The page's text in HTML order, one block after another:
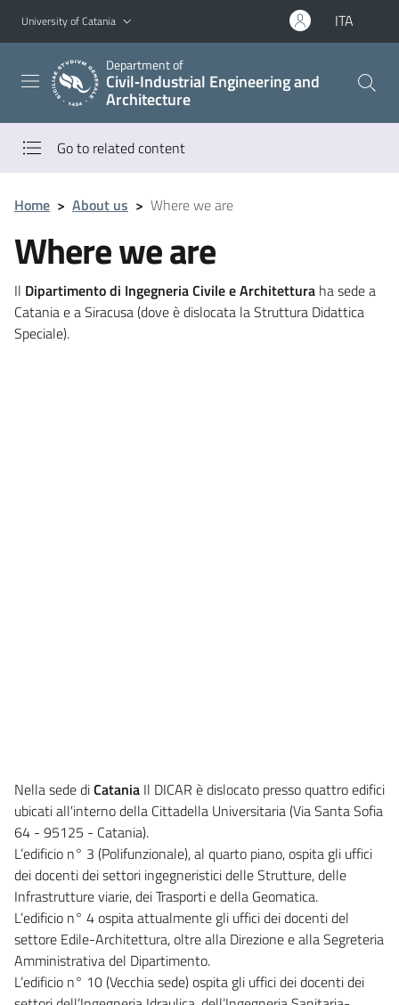
Go to main content
Go to navigation menu
University of Catania ITA
Department of
Civil‑Industrial Engineering and
Architecture
Go to related content
Home > About us > Where we are
Where we are
Il Dipartimento di Ingegneria Civile e Architettura ha sede a
Catania e a Siracusa (dove è dislocata la Struttura Didattica
Speciale).
Nella sede diCatania Il DICAR è dislocato presso quattro edifici
ubicati all'interno della Cittadella Universitaria (Via Santa Sofia
64 - 95125 - Catania).
L’edificio n° 3 (Polifunzionale), al quarto piano, ospita gli uffici
dei docenti dei settori ingegneristici delle Strutture, delle
Infrastrutture viarie, dei Trasporti e della Geomatica.
L’edificio n° 4 ospita attualmente gli uffici dei docenti del
settore Edile-Architettura, oltre alla Direzione e alla Segreteria
Amministrativa del Dipartimento.
L’edificio n° 10 (Vecchia sede) ospita gli uffici dei docenti dei